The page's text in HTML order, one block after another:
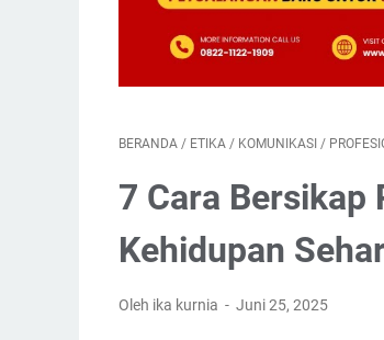
BERANDA / ETIKA / KOMUNIKASI /
7 Cara Bersikap
Kehidupan
Oleh ika kurnia Juni 25, 2025